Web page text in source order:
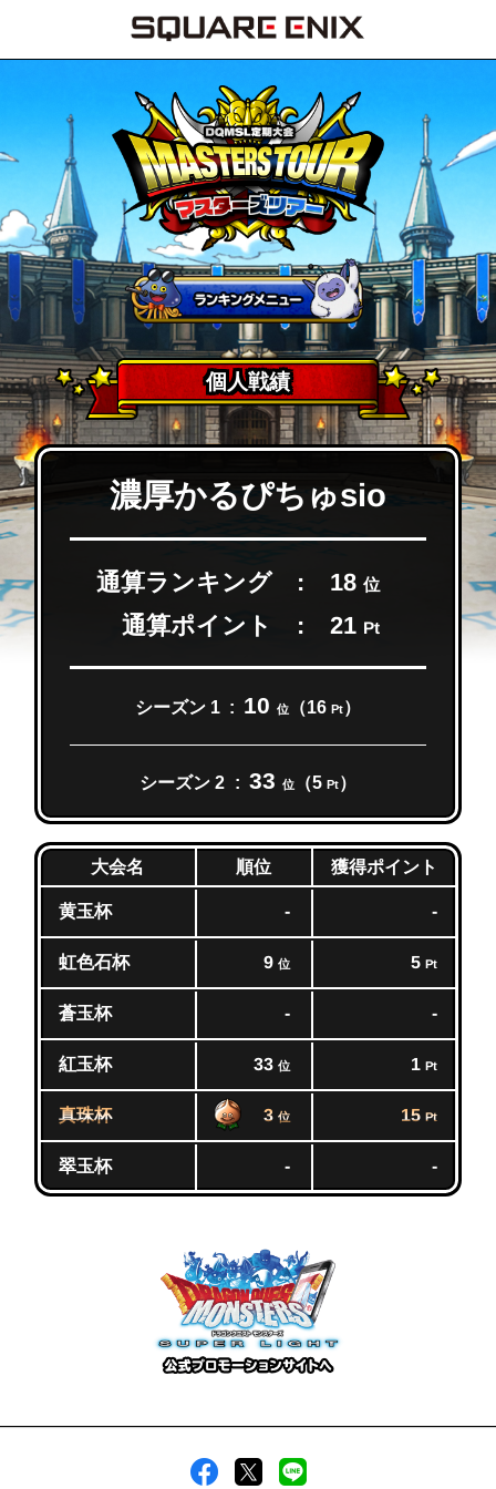
個人戦績
濃厚かるぴちゅsio
通算ランキング 18位
通算ポイント 21 Pt
シーズン 1 10位 （16Pt）
シーズン 2 33 位（5 Pt）
大会名 順位 獲得ポイント
黄玉杯 - -
虹色石杯 9 位 5 Pt
蒼玉杯 - -
紅玉杯 33 位 1 Pt
真珠杯 3 位 15 Pt
翠玉杯 - -